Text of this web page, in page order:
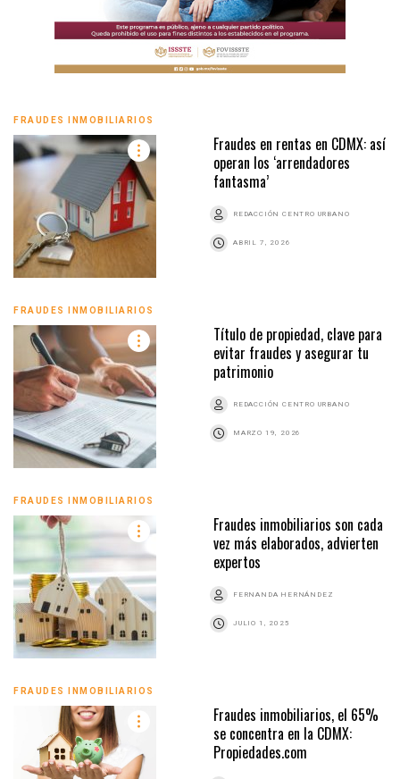
FRAUDES INMOBILIARIOS
Fraudes en rentas en CDMX: así
operan los ‘arrendadores
fantasma’
REDACCIÓN CENTRO URBANO
ABRIL 7, 2026
FRAUDES INMOBILIARIOS
Título de propiedad, clave para
evitar fraudes y asegurar tu
patrimonio
REDACCIÓN CENTRO URBANO
MARZO 19, 2026
FRAUDES INMOBILIARIOS
Fraudes inmobiliarios son cada
vez más elaborados, advierten
expertos
FERNANDA HERNÁNDEZ
JULIO 1, 2025
FRAUDES INMOBILIARIOS
Fraudes inmobiliarios, el 65%
se concentra en la CDMX:
Propiedades.com